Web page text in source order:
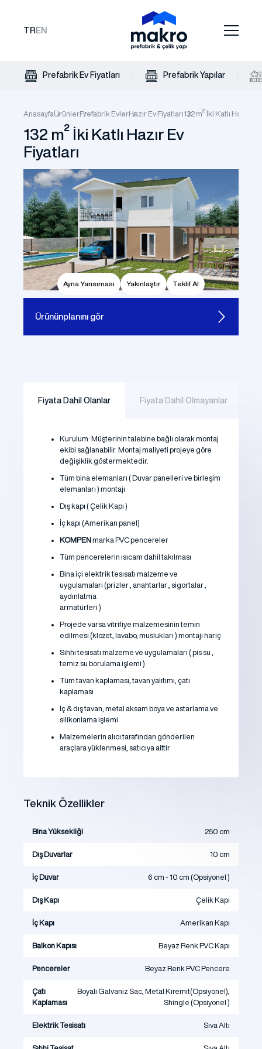
TR EN
Prefabrik Ev Fiyatları Prefabrik Yapılar
AnasayfaÜrünlerPrefabrik EvlerHazır Ev Fiyatları132 m² İki Katlı Hazır Ev
132 m² İki Katlı Hazır Ev
Fiyatları
Ayna Yansıması Yakınlaştır Teklif Al
Ürününplanını gör
Fiyata Dahil Olanlar Fiyata Dahil Olmayanlar
Kurulum: Müşterinin talebine bağlı olarak montaj
ekibi sağlanabilir. Montaj maliyeti projeye göre
değişiklik göstermektedir.
Tüm bina elemanları ( Duvar panelleri ve birleşim
elemanları ) montajı
Dış kapı ( Çelik Kapı )
İç kapı (Amerikan panel)
KOMPENmarka PVC pencereler
Tüm pencerelerin ısıcam dahil takılması
Bina içi elektrik tesısatı malzeme ve
uygulamaları (prizler , anahtarlar , sigortalar ,
aydınlatma
armatürleri )
Projede varsa vitrifiye malzemesinin temin
edilmesi (klozet, lavabo, muslukları ) montajı hariç
Sıhhı tesisatı malzeme ve uygulamaları ( pis su ,
temiz su borulama işlemi )
Tüm tavan kaplaması, tavan yalıtımı, çatı
kaplaması
İç & dış tavan, metal aksam boya ve astarlama ve
silikonlama işlemi
Malzemelerin alıcı tarafından gönderilen
araçlara yüklenmesi, satıcıya aittir
Teknik Özellikler
Bina Yüksekliği 250 cm
Dış Duvarlar 10 cm
İç Duvar 6 cm - 10 cm (Opsiyonel )
Dış Kapı Çelik Kapı
İç Kapı Amerikan Kapı
Balkon Kapısı Beyaz Renk PVC Kapı
Pencereler Beyaz Renk PVC Pencere
Çatı
Kaplaması
Boyalı Galvaniz Sac, Metal Kiremit(Opsiyonel),
Shingle (Opsiyonel )
Elektrik Tesisatı Sıva Altı